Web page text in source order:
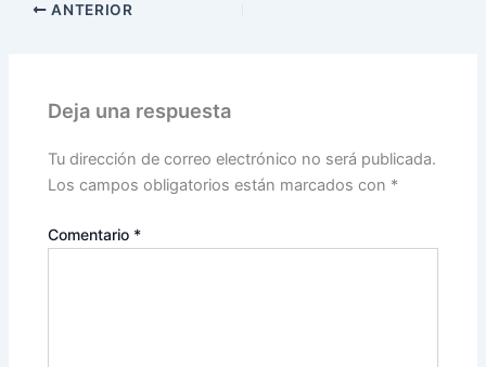
ANTERIOR
Deja una respuesta
Tu dirección de correo electrónico no será publicada.
Los campos obligatorios están marcados con *
Comentario *